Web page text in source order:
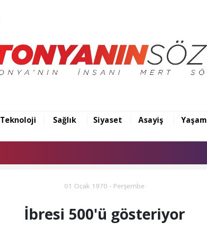
Teknoloji Sağlık Siyaset Asayiş Yaşam
01 Ocak 1970 - Perşembe
İbresi 500'ü gösteriyor